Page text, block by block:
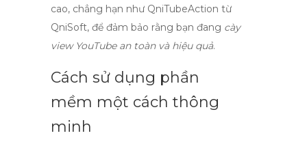
cao, chẳng hạn như QniTubeAction từ
QniSoft, để đảm bảo rằng bạn đang cày
view YouTube an toàn và hiệu quả.
Cách sử dụng phần
mềm một cách thông
minh